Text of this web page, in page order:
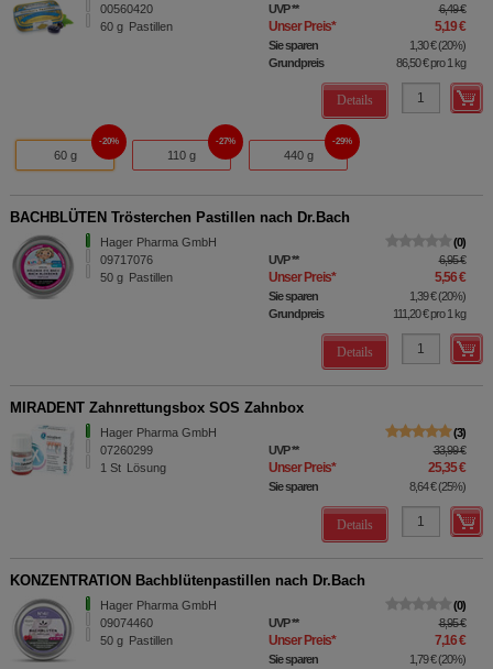
00560420
60 g Pastillen
UVP** 6,49 €
Unser Preis* 5,19 €
Sie sparen 1,30 €(20%)
Grundpreis
86,50 €pro 1 kg
Details
60 g
20%
110 g
27%
440 g
29%
BACHBLÜTEN Trösterchen Pastillen nach Dr.Bach
Hager Pharma GmbH
09717076
50 g Pastillen
0
UVP** 6,95 €
Unser Preis* 5,56 €
Sie sparen 1,39 €(20%)
Grundpreis
111,20 €pro 1 kg
Details
MIRADENT Zahnrettungsbox SOS Zahnbox
Hager Pharma GmbH
07260299
1 St Lösung
3
UVP** 33,99 €
Unser Preis* 25,35 €
Sie sparen 8,64 €(25%)
Details
KONZENTRATION Bachblütenpastillen nach Dr.Bach
Hager Pharma GmbH
09074460
50 g Pastillen
0
UVP** 8,95 €
Unser Preis* 7,16 €
Sie sparen 1,79 €(20%)